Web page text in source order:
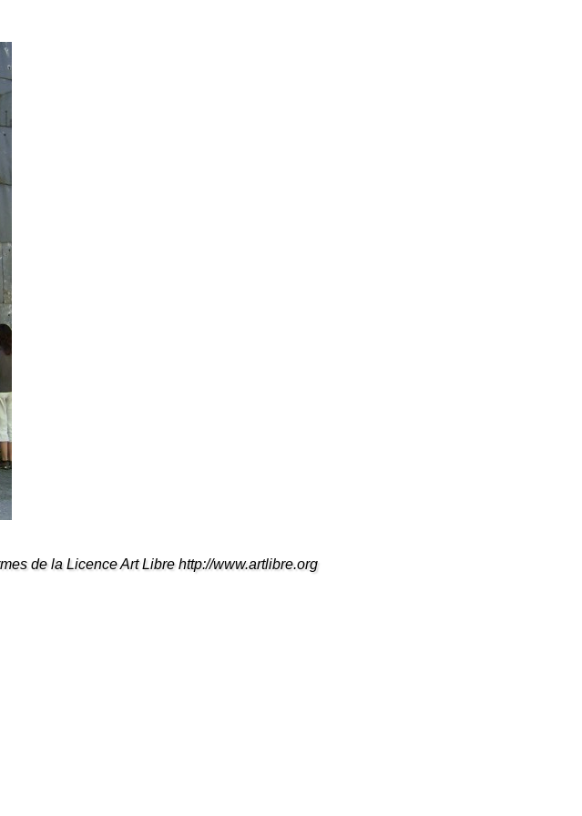
de la Licence Art Libre http://www.artlibre.org